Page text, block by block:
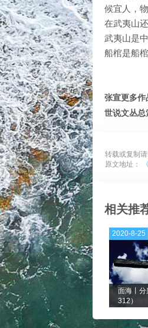
候宜人，
在武夷山
武夷山是
船棺是船
张宣更多作
世说文丛总
转载或复制
原文地址：
相关推
面海丨
312）
2020-8-25